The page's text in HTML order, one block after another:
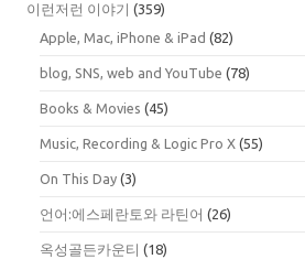
이런저런 이야기 (359)
Apple, Mac, iPhone & iPad (82)
blog, SNS, web and YouTube (78)
Books & Movies (45)
Music, Recording & Logic Pro X (55)
On This Day (3)
언어:에스페란토와 라틴어 (26)
옥성골든카운티 (18)